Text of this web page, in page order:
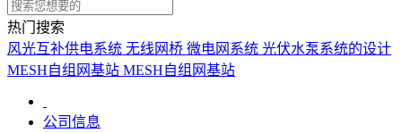
热门搜索
风光互补供电系统 无线网桥 微电网系统 光伏水泵系统的设计
MESH自组网基站 MESH自组网基站
公司信息